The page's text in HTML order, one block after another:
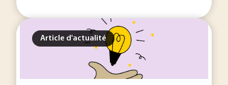
Article d'actualité